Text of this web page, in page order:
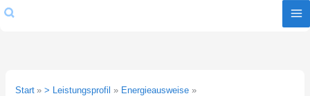
Suchen
Start > Leistungsprofil
Energieausweise